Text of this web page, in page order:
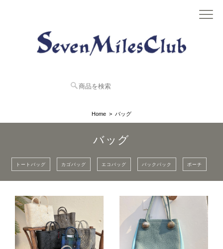
Home バッグ
バッグ
トートバッグ カゴバッグ エコバッグ バックパック ポーチ